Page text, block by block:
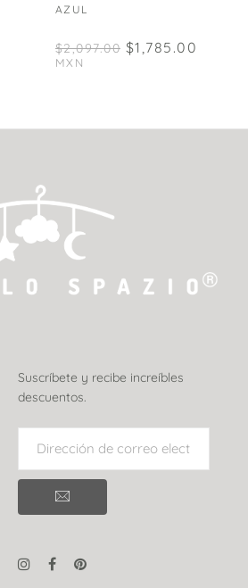
AZUL
$2,097.00 $1,785.00
MXN
Suscríbete y recibe increíbles
descuentos.